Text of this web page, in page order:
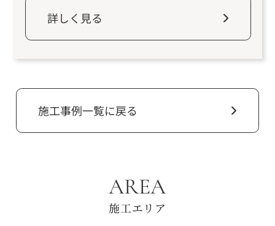
詳しく見る
施工事例一覧に戻る
AREA
施工エリア